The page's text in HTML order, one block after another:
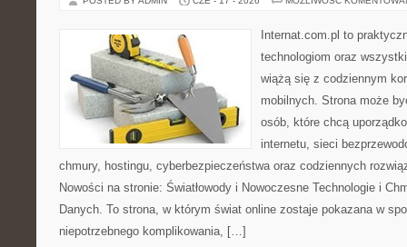
Internat.com.pl to
technologiom oraz
wiążą się z codziennym
mobilnych. Strona może
osób, które chcą
internetu, sieci
chmury, hostingu, cyberbezpieczeństwa oraz codziennych
Nowości na stronie: Światłowody i Nowoczesne Technologie i
Danych. To strona, w którym świat online zostaje pokazana w
niepotrzebnego komplikowania, […]